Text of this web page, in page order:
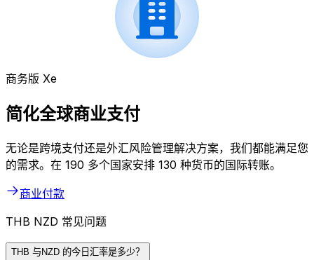
商务版 Xe
简化全球商业支付
无论是跨境支付还是外汇风险管理解决方案，我们都能满足您
的需求。在 190 多个国家安排 130 种货币的国际转账。
商业付款
THB NZD 常见问题
THB 与NZD 的今日汇率是多少？